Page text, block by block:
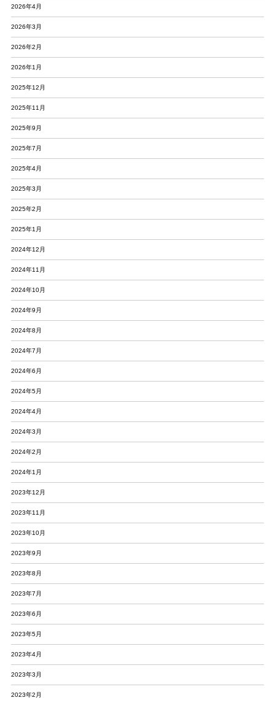
2026年4月
2026年3月
2026年2月
2026年1月
2025年12月
2025年11月
2025年9月
2025年7月
2025年4月
2025年3月
2025年2月
2025年1月
2024年12月
2024年11月
2024年10月
2024年9月
2024年8月
2024年7月
2024年6月
2024年5月
2024年4月
2024年3月
2024年2月
2024年1月
2023年12月
2023年11月
2023年10月
2023年9月
2023年8月
2023年7月
2023年6月
2023年5月
2023年4月
2023年3月
2023年2月